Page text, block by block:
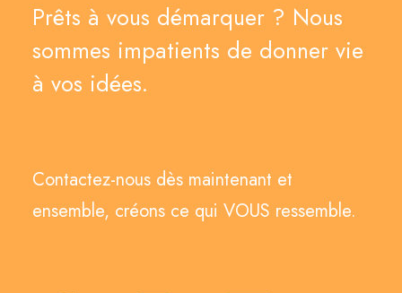
Prêts à vous démarquer ? Nous
sommes impatients de donner vie
à vos idées.
Contactez-nous dès maintenant et
ensemble, créons ce qui VOUS ressemble.